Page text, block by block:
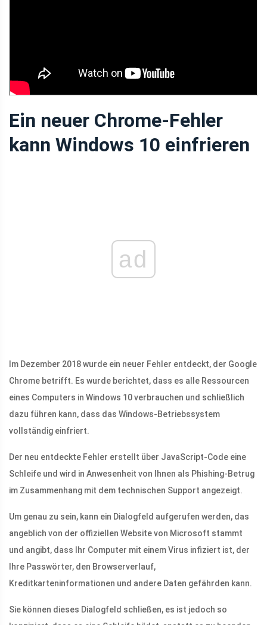
Ein neuer Chrome-Fehler
kann Windows 10 einfrieren
ad
Im Dezember 2018 wurde ein neuer Fehler entdeckt, der Google
Chrome betrifft. Es wurde berichtet, dass es alle Ressourcen
eines Computers in Windows 10 verbrauchen und schließlich
dazu führen kann, dass das Windows-Betriebssystem
vollständig einfriert.
Der neu entdeckte Fehler erstellt über JavaScript-Code eine
Schleife und wird in Anwesenheit von Ihnen als Phishing-Betrug
im Zusammenhang mit dem technischen Support angezeigt.
Um genau zu sein, kann ein Dialogfeld aufgerufen werden, das
angeblich von der offiziellen Website von Microsoft stammt
und angibt, dass Ihr Computer mit einem Virus infiziert ist, der
Ihre Passwörter, den Browserverlauf,
Kreditkarteninformationen und andere Daten gefährden kann.
Sie können dieses Dialogfeld schließen, es ist jedoch so